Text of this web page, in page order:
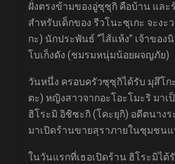
ฝั่งตรงข้ามของอู่ซุซุกิ คือบ้าน แล
สำหรับเด็กของ รีวโนะซุเกะ จะงะ
กะ) นักประพันธ์ “ไส้แห้ง” เจ้าของ
โบเก็งดัง (ชมรมหนุ่มน้อยผจญภัย)
วันหนึ่ง ครอบครัวซุซุกิได้รับ มุสึโก
ตะ) หญิงสาวจากอะโอะโมะริ มา
ฮิโระมิ อิชิซะกิ (โคะยุกิ) อดีตนางร
มาเปิดร้านขายสุราภายในชุมชน
ในวันแรกที่เธอเปิดร้าน ฮิโระมิได้